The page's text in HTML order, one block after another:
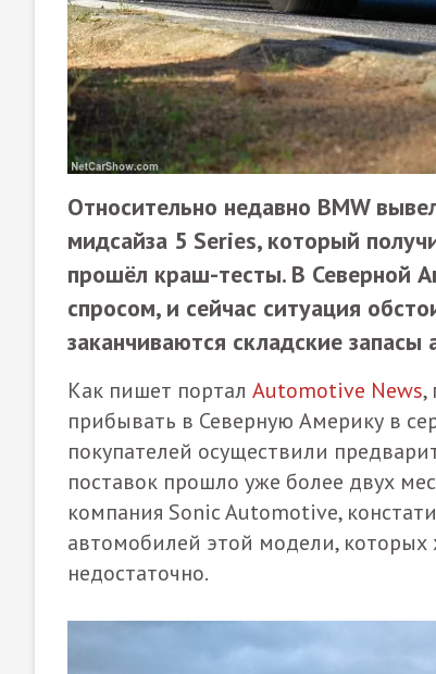
Относительно недавно BMW
мидсайза 5 Series, который
прошёл краш-тесты. В Северной
спросом, и сейчас ситуация
заканчиваются складские
Как пишет портал Automotive News,
прибывать в Северную Америку в
покупателей осуществили
поставок прошло уже более двух
компания Sonic Automotive,
автомобилей этой модели, которых
недостаточно.